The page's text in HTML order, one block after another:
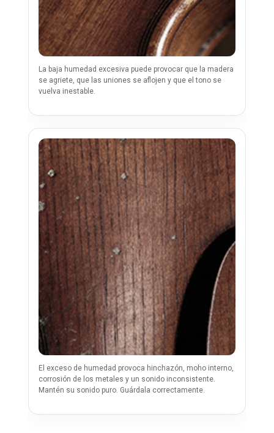
La baja humedad excesiva puede provocar que la madera
se agriete, que las uniones se aflojen y que el tono se
vuelva inestable.
El exceso de humedad provoca hinchazón, moho interno,
corrosión de los metales y un sonido inconsistente.
Mantén su sonido puro. Guárdala correctamente.